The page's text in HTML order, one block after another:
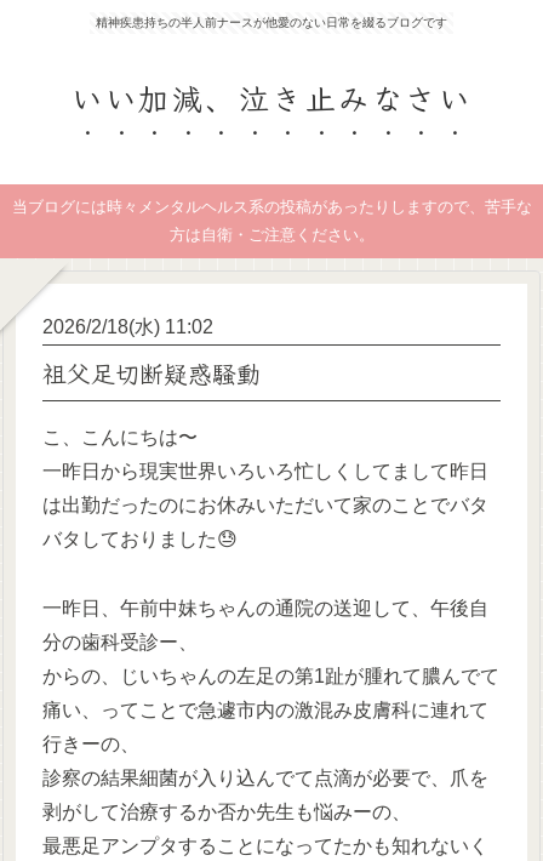
精神疾患持ちの半人前ナースが他愛のない日常を綴るブログです
いい加減、泣き止みなさい
当ブログには時々メンタルヘルス系の投稿があったりしますので、苦手な
方は自衛・ご注意ください。
2026/2/18(水) 11:02
祖父足切断疑惑騒動
こ、こんにちは〜
一昨日から現実世界いろいろ忙しくしてまして昨日
は出勤だったのにお休みいただいて家のことでバタ
バタしておりました😓
一昨日、午前中妹ちゃんの通院の送迎して、午後自
分の歯科受診ー、
からの、じいちゃんの左足の第1趾が腫れて膿んでて
痛い、ってことで急遽市内の激混み皮膚科に連れて
行きーの、
診察の結果細菌が入り込んでて点滴が必要で、爪を
剥がして治療するか否か先生も悩みーの、
最悪足アンプタすることになってたかも知れないく